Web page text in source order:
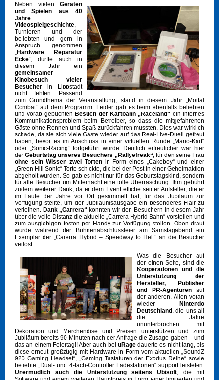
Neben vielen Geräten
und Spielen aus 40
Jahre
Videospielgeschichte
Turnieren und der
beliebten und gern in
Anspruch genommen
Hardware Reparatur
Ecke“, durfte auch in
diesem Jahr ein
gemeinsamer
Kinobesuch vieler
Besucher in Lippstadt
nicht fehlen. Passend
zum Grundthema der Veranstaltung, stand in diesem Jahr „Mortal
Combat“ auf dem Programm. Leider gab es beim ebenfalls beliebten
und vorab gebuchtenBesuch der Kartbahn „Raceland“ ein internes
Kommunikationsproblem beim Betreiber, so dass die mitgefahrenen
Gäste ohne Rennen und Spaß zurückfahren mussten. Dies war wirklich
schade, da sie sich viele Gäste wieder auf das Real-Live-Duell gefreut
haben, bevor es im Anschluss in einer virtuellen Runde „Mario-Kart“
oder „Sonic-Racing“ fortgeführt wurde. Deutlich erfreulicher war hier
derGeburtstag unseres Besuchers „Rallyefreak“, für den seine Frau
ohne sein Wissen zwei Tortenin Form eines „Cakeboy“ und einer
„Green Hill Sonic“ Torte schickte, die bei der Post in einer Geheimaktion
abgeholt wurden. So gab es nicht nur für das Geburtstagskind, sondern
für alle Besucher um Mitternacht eine tolle Überraschung. Ihm gebührt
zudem weiterer Dank, da er dem Event etliche seiner Aufsteller, die er
im Laufe der Jahre vor Ort gesammelt hat, für das Jubiläum zur
Verfügung stellte, um der Jubiläumsausgabe ein besonderes Flair zu
verleihen. Dank „Carrera“ konnten wir den Besuchern in diesem Jahr
über die volle Distanz die aktuelle „Carrera Hybrid Bahn“ vorstellen und
zum ausgiebigen testen per Handy zur Verfügung stellen. Oben drauf
wurde während der Bühnenabschlussfeier am Samstagabend ein
Exemplar der „Carerra Hybrid – Speedway to Hell“ an die Besucher
verlost.
Was die Besucher auf
der einen Seite, sind die
Kooperationen und die
Unterstützung der
Hersteller, Publisher
und PR-Agenturenauf
der anderen. Allen voran
wieder Nintendo
Deutschland , die uns all
die Jahre
ununterbrochen mit
Dekoration und Merchendise und Preisen unterstützen und zum
Jubiläum bereits 90 Minuten nach der Anfrage die Zusage gaben – und
das an einem Feiertag!! Aber auch bei uRagedauerte es nicht lang, bis
diese erneut großzügig mit Hardware in Form vom aktuellen „SoundZ
920 Gaming Headset“, „Gaming Tastaturen der Exodus Reihe“ sowie
beliebte „Dual- und 4-fach-Controller Ladestationen“ support leisteten.
Unermüdlich auch die Unterstützung seitens Ubisoft , die mit